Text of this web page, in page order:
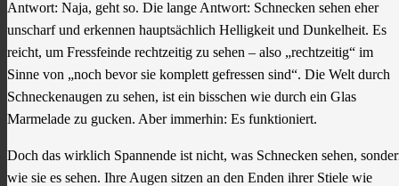
Antwort: Naja, geht so. Die lange Antwort: Schnecken sehen eher
unscharf und erkennen hauptsächlich Helligkeit und Dunkelheit. Es
reicht, um Fressfeinde rechtzeitig zu sehen – also „rechtzeitig“ im
Sinne von „noch bevor sie komplett gefressen sind“. Die Welt durch
Schneckenaugen zu sehen, ist ein bisschen wie durch ein Glas
Marmelade zu gucken. Aber immerhin: Es funktioniert.
Doch das wirklich Spannende ist nicht, was Schnecken sehen,
wie sie es sehen. Ihre Augen sitzen an den Enden ihrer Stiele wie